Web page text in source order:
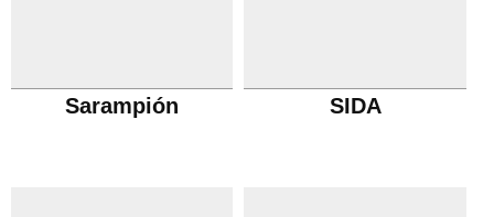
Sarampión SIDA